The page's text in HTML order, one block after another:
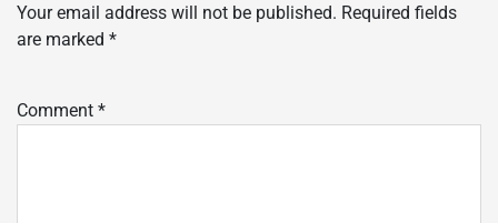
Your email address will not be published. Required fields
are marked *
Comment *